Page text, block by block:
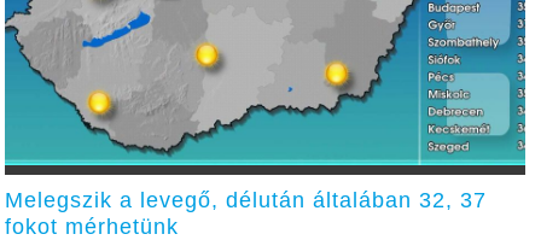
Melegszik a levegő, délután általában 32, 37
fokot mérhetünk